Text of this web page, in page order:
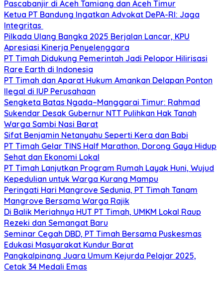
Pascabanjir di Aceh Tamiang dan Aceh Timur
Ketua PT Bandung Ingatkan Advokat DePA-RI: Jaga
Integritas
Pilkada Ulang Bangka 2025 Berjalan Lancar, KPU
Apresiasi Kinerja Penyelenggara
PT Timah Didukung Pemerintah Jadi Pelopor Hilirisasi
Rare Earth di Indonesia
PT Timah dan Aparat Hukum Amankan Delapan Ponton
Ilegal di IUP Perusahaan
Sengketa Batas Ngada–Manggarai Timur: Rahmad
Sukendar Desak Gubernur NTT Pulihkan Hak Tanah
Warga Sambi Nasi Barat
Sifat Benjamin Netanyahu Seperti Kera dan Babi
PT Timah Gelar TINS Half Marathon, Dorong Gaya Hidup
Sehat dan Ekonomi Lokal
PT Timah Lanjutkan Program Rumah Layak Huni, Wujud
Kepedulian untuk Warga Kurang Mampu
Peringati Hari Mangrove Sedunia, PT Timah Tanam
Mangrove Bersama Warga Rajik
Di Balik Meriahnya HUT PT Timah, UMKM Lokal Raup
Rezeki dan Semangat Baru
Seminar Cegah DBD, PT Timah Bersama Puskesmas
Edukasi Masyarakat Kundur Barat
Pangkalpinang Juara Umum Kejurda Pelajar 2025,
Cetak 34 Medali Emas